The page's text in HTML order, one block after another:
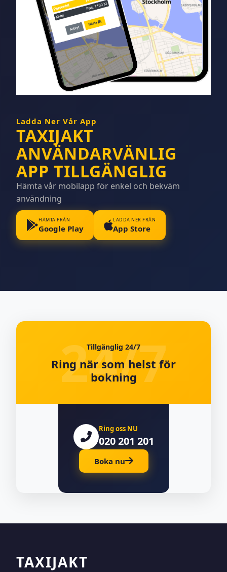
Ladda Ner Vår App
TAXIJAKT
ANVÄNDARVÄNLIG
APP TILLGÄNGLIG
Hämta vår mobilapp för enkel och bekväm
användning
HÄMTA FRÅN
Google Play
LADDA NER FRÅN
App Store
Tillgänglig 24/7
Ring när som helst för
bokning
Ring oss NU
020 201 201
Boka nu
TAXIJAKT